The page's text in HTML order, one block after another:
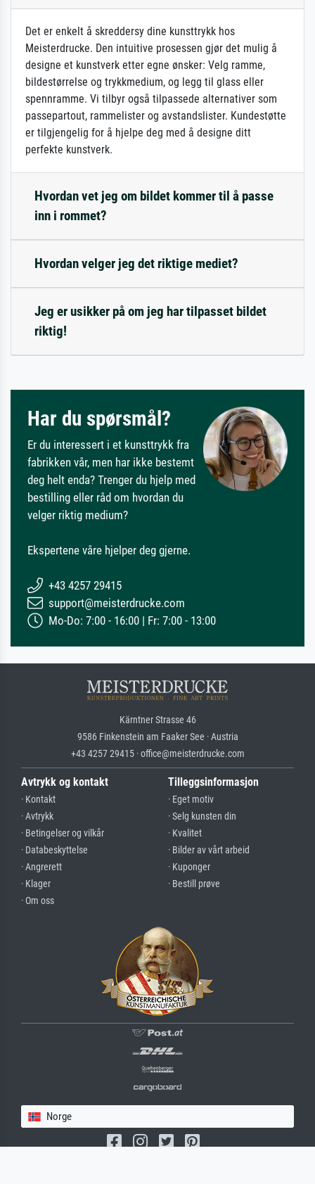
Det er enkelt å skreddersy dine kunsttrykk hos
Meisterdrucke. Den intuitive prosessen gjør det mulig å
designe et kunstverk etter egne ønsker: Velg ramme,
bildestørrelse og trykkmedium, og legg til glass eller
spennramme. Vi tilbyr også tilpassede alternativer som
passepartout, rammelister og avstandslister. Kundestøtte
er tilgjengelig for å hjelpe deg med å designe ditt
perfekte kunstverk.
Hvordan vet jeg om bildet kommer til å passe
inn i rommet?
Hvordan velger jeg det riktige mediet?
Jeg er usikker på om jeg har tilpasset bildet
riktig!
Har du spørsmål?
Er du interessert i et kunsttrykk fra
fabrikken vår, men har ikke bestemt
deg helt enda? Trenger du hjelp med
bestilling eller råd om hvordan du
velger riktig medium?
Ekspertene våre hjelper deg gjerne.
+43 4257 29415
support@meisterdrucke.com
Mo-Do: 7:00 - 16:00 | Fr: 7:00 - 13:00
Kärntner Strasse 46
9586 Finkenstein am Faaker See · Austria
+43 4257 29415 · office@meisterdrucke.com
Avtrykk og kontakt
· Kontakt
· Avtrykk
· Betingelser og vilkår
· Databeskyttelse
· Angrerett
· Klager
· Om oss
Tilleggsinformasjon
· Eget motiv
· Selg kunsten din
· Kvalitet
· Bilder av vårt arbeid
· Kuponger
· Bestill prøve
Norge